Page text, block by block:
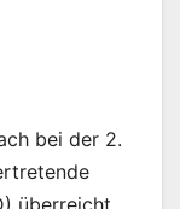
bei der 2.